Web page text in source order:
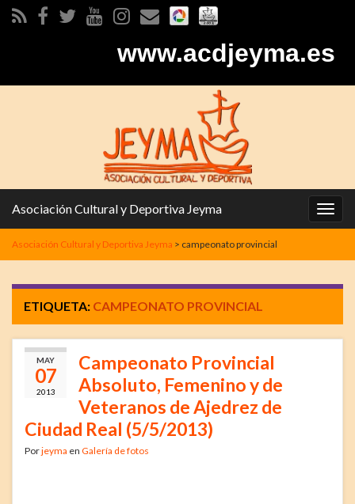
www.acdjeyma.es
la
Asociación Cultural y Deportiva Jeyma
Asociación Cultural y Deportiva Jeyma > campeonato provincial
ETIQUETA: CAMPEONATO PROVINCIAL
MAY
07
2013
Campeonato Provincial
Absoluto, Femenino y de
Veteranos de Ajedrez de
Ciudad Real (5/5/2013)
Porjeyma en Galería de fotos